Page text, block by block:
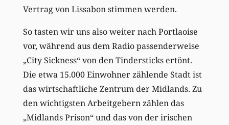
Vertrag von Lissabon stimmen werden.
So tasten wir uns also weiter nach Portlaoise
vor, während aus dem Radio passenderweise
„City Sickness“ von den Tindersticks ertönt.
Die etwa 15.000 Einwohner zählende Stadt ist
das wirtschaftliche Zentrum der Midlands. Zu
den wichtigsten Arbeitgebern zählen das
„Midlands Prison“ und das von der irischen